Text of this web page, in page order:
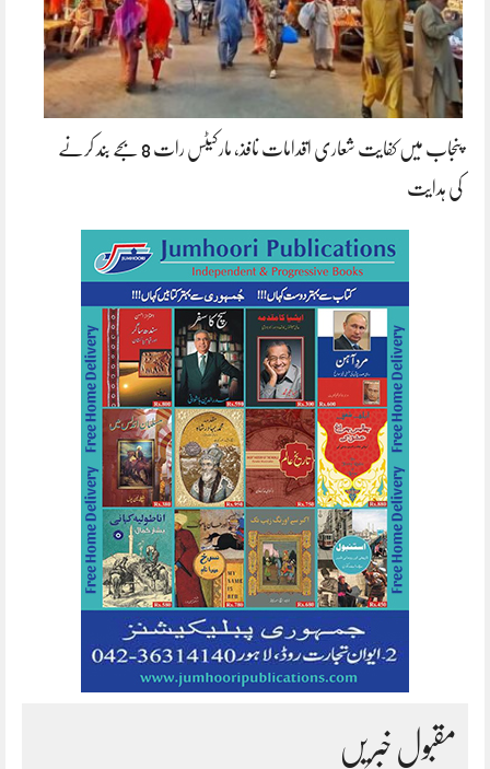
پنجاب میں کفایت شعاری اقدامات نافذ، مارکیٹس رات 8 بجے بند کرنے
کی ہدایت
مقبول خبریں